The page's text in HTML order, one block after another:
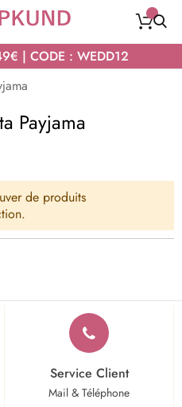
| CODE : WEDD12
Payjama
de produits
Service Client
Mail & Téléphone